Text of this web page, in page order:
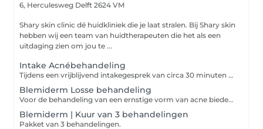
6, Herculesweg Delft 2624 VM
Shary skin clinic dé huidkliniek die je laat stralen. Bij Shary skin
hebben wij een team van huidtherapeuten die het als een
uitdaging zien om jou te ...
Intake Acnébehandeling
Tijdens een vrijblijvend intakegesprek van circa 30 minuten bekijkt de huidtherapeut je huid en worden je wensen en de mogelijkheden besproken.
Blemiderm Losse behandeling
Voor de behandeling van een ernstige vorm van acne bieden we Blemiderm van Mesoestetic. Dit is wereldwijd één van de beste behandelingen voor een door acne aangetaste of acne gevoelige huid.
Blemiderm | Kuur van 3 behandelingen
Pakket van 3 behandelingen.